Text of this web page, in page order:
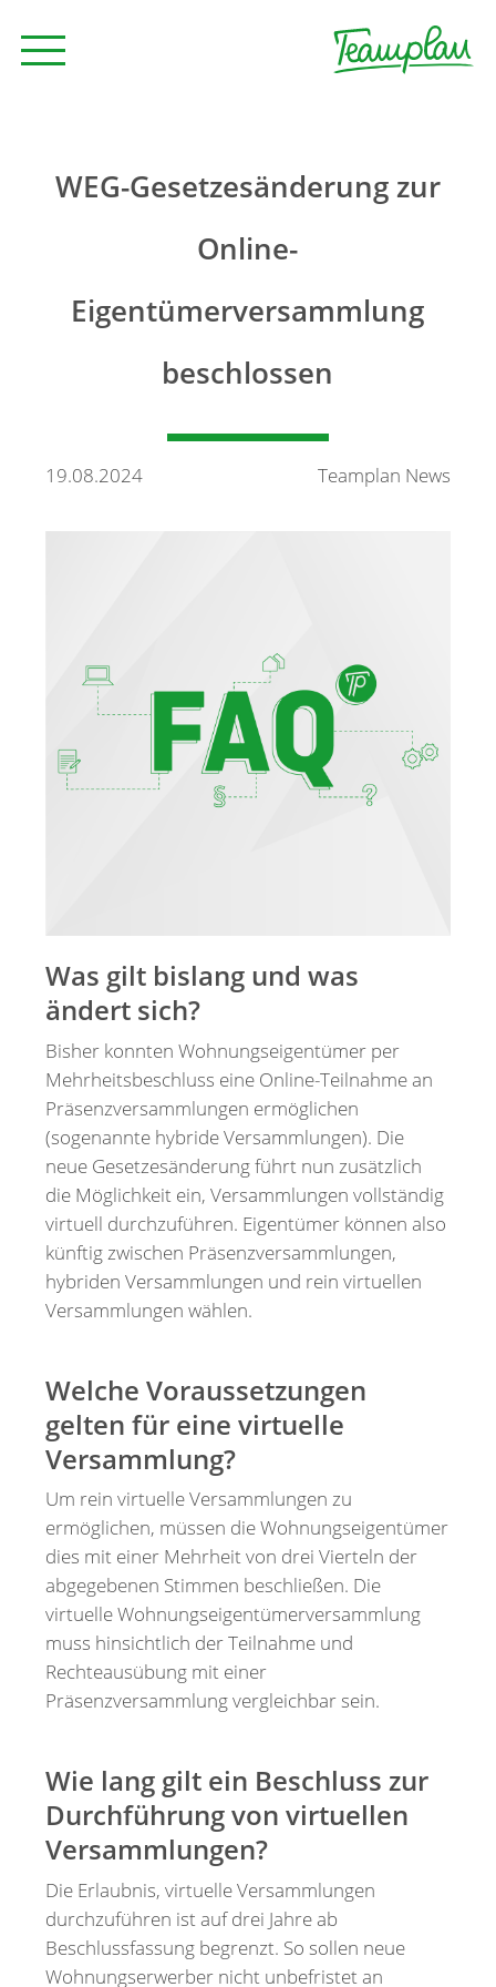
Unternehmen
Kontakt
WEG-Gesetzesänderung zur
Online-
Eigentümerversammlung
beschlossen
19.08.2024 Teamplan News
Was gilt bislang und was
ändert sich?
Bisher konnten Wohnungseigentümer per
Mehrheitsbeschluss eine Online-Teilnahme an
Präsenzversammlungen ermöglichen
(sogenannte hybride Versammlungen). Die
neue Gesetzesänderung führt nun zusätzlich
die Möglichkeit ein, Versammlungen vollständig
virtuell durchzuführen. Eigentümer können also
künftig zwischen Präsenzversammlungen,
hybriden Versammlungen und rein virtuellen
Versammlungen wählen.
Welche Voraussetzungen
gelten für eine virtuelle
Versammlung?
Um rein virtuelle Versammlungen zu
ermöglichen, müssen die Wohnungseigentümer
dies mit einer Mehrheit von drei Vierteln der
abgegebenen Stimmen beschließen. Die
virtuelle Wohnungseigentümerversammlung
muss hinsichtlich der Teilnahme und
Rechteausübung mit einer
Präsenzversammlung vergleichbar sein.
Wie lang gilt ein Beschluss zur
Durchführung von virtuellen
Versammlungen?
Die Erlaubnis, virtuelle Versammlungen
durchzuführen ist auf drei Jahre ab
Beschlussfassung begrenzt. So sollen neue
Wohnungserwerber nicht unbefristet an